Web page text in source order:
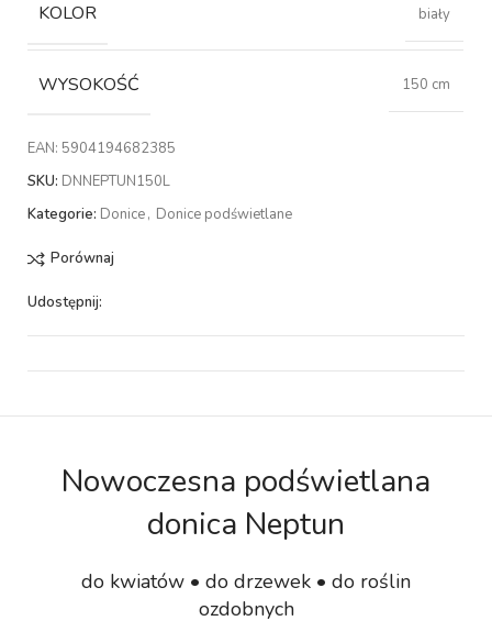
KOLOR biały
WYSOKOŚĆ 150 cm
EAN: 5904194682385
SKU: DNNEPTUN150L
Kategorie: Donice, Donice podświetlane
Porównaj
Udostępnij:
Nowoczesna podświetlana
donica Neptun
do kwiatów • do drzewek • do roślin
ozdobnych